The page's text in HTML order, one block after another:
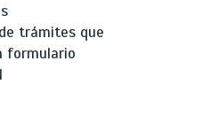
trámites que
formulario